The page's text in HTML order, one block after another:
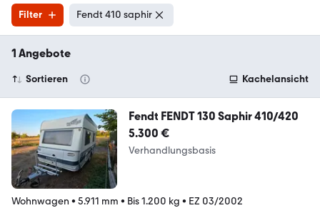
Filter Fendt 410 saphir
1 Angebote
Sortieren Kachelansicht
Fendt FENDT 130 Saphir 410/420
5.300 €
Verhandlungsbasis
Wohnwagen • 5.911 mm • Bis 1.200 kg • EZ 03/2002